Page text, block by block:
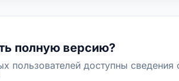
полную версию?
пользователей доступны